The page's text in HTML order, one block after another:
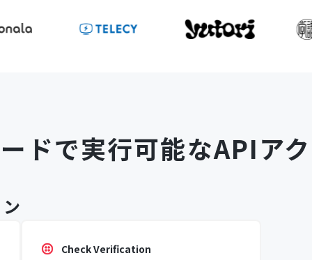
ドで実行可能なAPIア
Check Verification